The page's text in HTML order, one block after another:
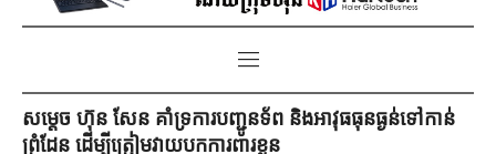
សម្តេច ហ៊ុន សែន គាំទ្រការបញ្ជូនទ័ព និងអាវុធធុនធ្ងន់ទៅកាន់
ព្រំដែន ដើម្បីត្រៀមវាយបកការពារខ្លួន